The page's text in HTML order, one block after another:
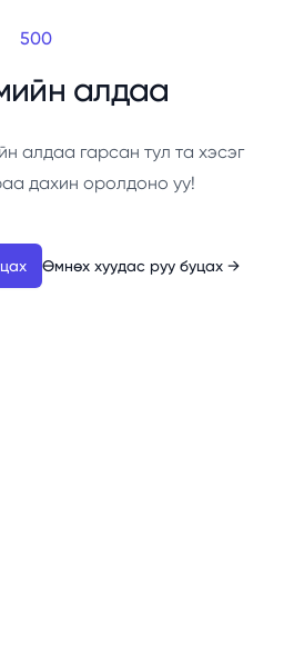
500
алдаа
алдаа гарсан тул та хэсэг
дахин оролдоно уу!
Өмнөх хуудас руу буцах →